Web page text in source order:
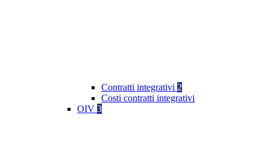
Contratti integrativi 2
Costi contratti integrativi
OIV 3